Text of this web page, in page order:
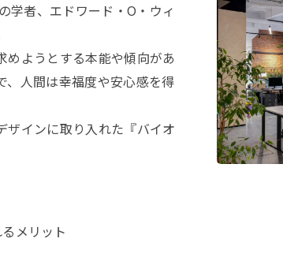
学者、エドワード・O・ウィ
めようとする本能や傾向があ
、人間は幸福度や安心感を得
ザインに取り入れた『バイオ
メリット